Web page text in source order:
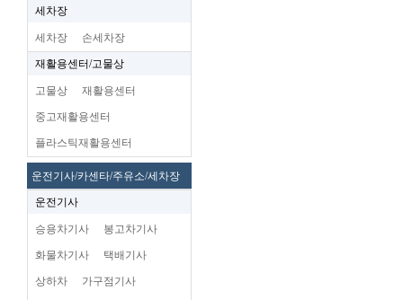
세차장
세차장 손세차장
재활용센터/고물상
고물상 재활용센터
중고재활용센터
플라스틱재활용센터
운전기사/카센타/주유소/세차장
운전기사
승용차기사 봉고차기사
화물차기사 택배기사
상하차 가구점기사